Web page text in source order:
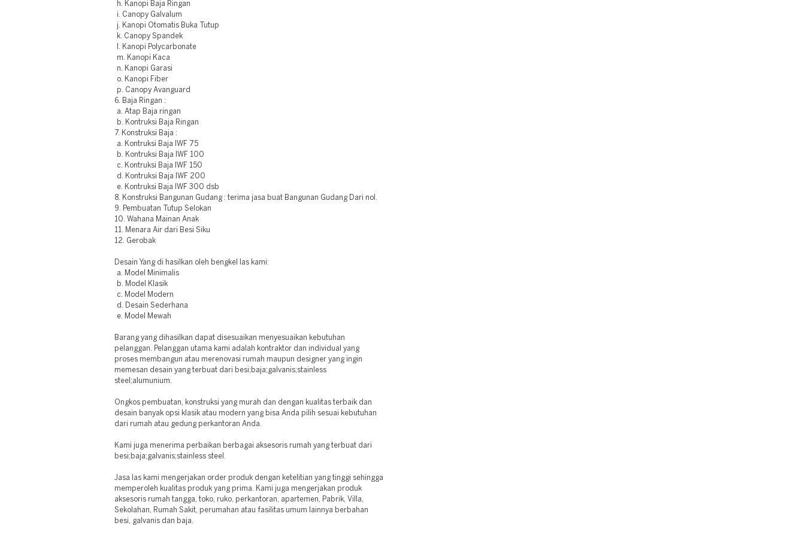
h. Kanopi Baja Ringan
i. Canopy Galvalum
j. Kanopi Otomatis Buka Tutup
k. Canopy Spandek
l. Kanopi Polycarbonate
m. Kanopi Kaca
n. Kanopi Garasi
o. Kanopi Fiber
p. Canopy Avanguard
6. Baja Ringan :
a. Atap Baja ringan
b. Kontruksi Baja Ringan
7. Konstruksi Baja :
a. Kontruksi Baja IWF 75
b. Kontruksi Baja IWF 100
c. Kontruksi Baja IWF 150
d. Kontruksi Baja IWF 200
e. Kontruksi Baja IWF 300 dsb
8. Konstruksi Bangunan Gudang : terima jasa buat Bangunan Gudang Dari nol.
9. Pembuatan Tutup Selokan
10. Wahana Mainan Anak
11. Menara Air dari Besi Siku
12. Gerobak
Desain Yang di hasilkan oleh bengkel las kami:
a. Model Minimalis
b. Model Klasik
c. Model Modern
d. Desain Sederhana
e. Model Mewah
Barang yang dihasilkan dapat disesuaikan menyesuaikan kebutuhan
pelanggan. Pelanggan utama kami adalah kontraktor dan individual yang
proses membangun atau merenovasi rumah maupun designer yang ingin
memesan desain yang terbuat dari besi;baja;galvanis;stainless
steel;alumunium.
Ongkos pembuatan, konstruksi yang murah dan dengan kualitas terbaik dan
desain banyak opsi klasik atau modern yang bisa Anda pilih sesuai kebutuhan
dari rumah atau gedung perkantoran Anda.
Kami juga menerima perbaikan berbagai aksesoris rumah yang terbuat dari
besi;baja;galvanis;stainless steel.
Jasa las kami mengerjakan order produk dengan ketelitian yang tinggi sehingga
memperoleh kualitas produk yang prima. Kami juga mengerjakan produk
aksesoris rumah tangga, toko, ruko, perkantoran, apartemen, Pabrik, Villa,
Sekolahan, Rumah Sakit, perumahan atau fasilitas umum lainnya berbahan
besi, galvanis dan baja.